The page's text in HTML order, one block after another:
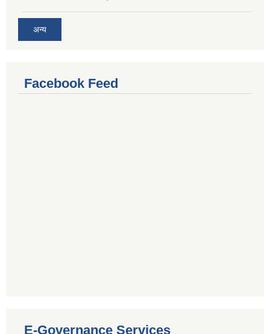
अन्य
Facebook Feed
E-Governance Services